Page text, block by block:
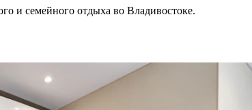
и семейного отдыха во Владивостоке.